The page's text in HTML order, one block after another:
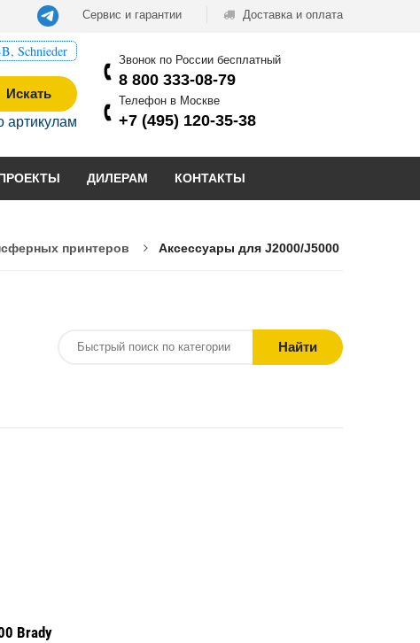
Сервис и гарантии Доставка и оплата
Schnieder
Искать
артикулам
Звонок по России бесплатный
8 800 333-08-79
Телефон в Москве
+7 (495) 120-35-38
ДИЛЕРАМ КОНТАКТЫ
принтеров Аксессуары для J2000/J5000
Найти
Brady